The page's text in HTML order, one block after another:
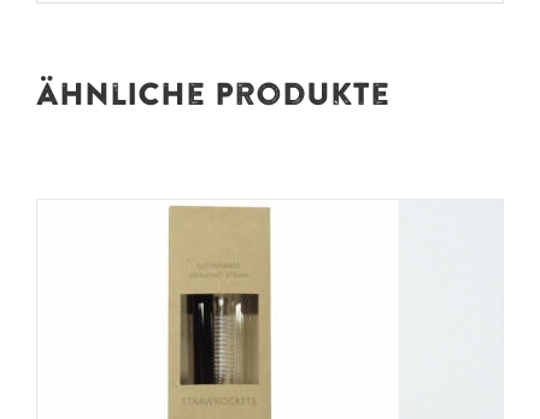
Ähnliche Produkte